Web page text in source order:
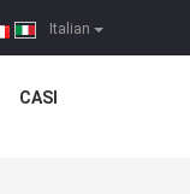
Italian
CASI